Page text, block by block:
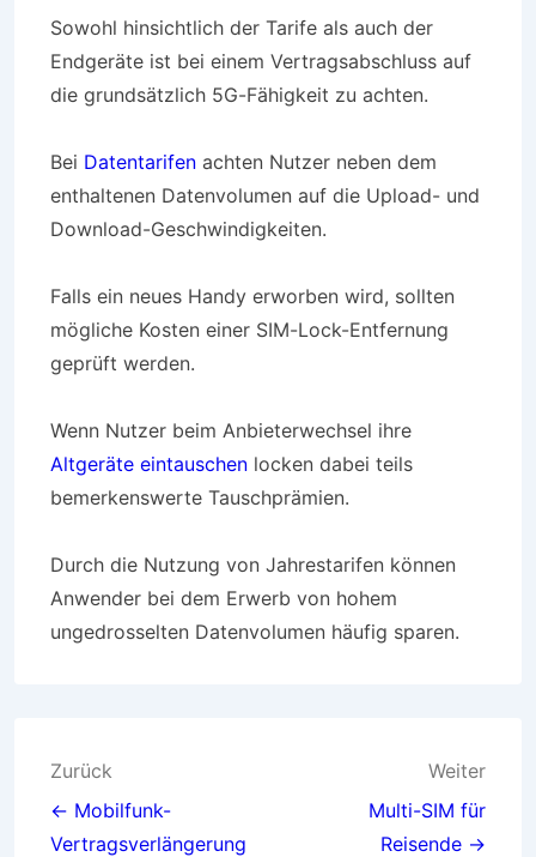
Sowohl hinsichtlich der Tarife als auch der
Endgeräte ist bei einem Vertragsabschluss auf
die grundsätzlich 5G-Fähigkeit zu achten.
Bei Datentarifen achten Nutzer neben dem
enthaltenen Datenvolumen auf die Upload- und
Download-Geschwindigkeiten.
Falls ein neues Handy erworben wird, sollten
mögliche Kosten einer SIM-Lock-Entfernung
geprüft werden.
Wenn Nutzer beim Anbieterwechsel ihre
Altgeräte eintauschen locken dabei teils
bemerkenswerte Tauschprämien.
Durch die Nutzung von Jahrestarifen können
Anwender bei dem Erwerb von hohem
ungedrosselten Datenvolumen häufig sparen.
Beitragsnavigation
Zurück
← Mobilfunk-
Vertragsverlängerung
Weiter
Multi-SIM für
Reisende →